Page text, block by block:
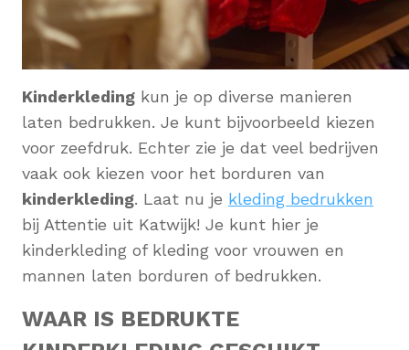
Kinderkleding kun je op diverse manieren
laten bedrukken. Je kunt bijvoorbeeld kiezen
voor zeefdruk. Echter zie je dat veel bedrijven
vaak ook kiezen voor het borduren van
kinderkleding. Laat nu je kleding bedrukken
bij Attentie uit Katwijk! Je kunt hier je
kinderkleding of kleding voor vrouwen en
mannen laten borduren of bedrukken.
WAAR IS BEDRUKTE